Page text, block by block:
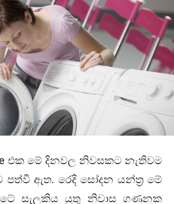
එක මේ දිනවල නිවසකට නැතිවම
පත්වී ඇත. රෙදි සෝදන යන්ත්‍ර මේ
සැලකිය යුතු නිවාස ගණනක